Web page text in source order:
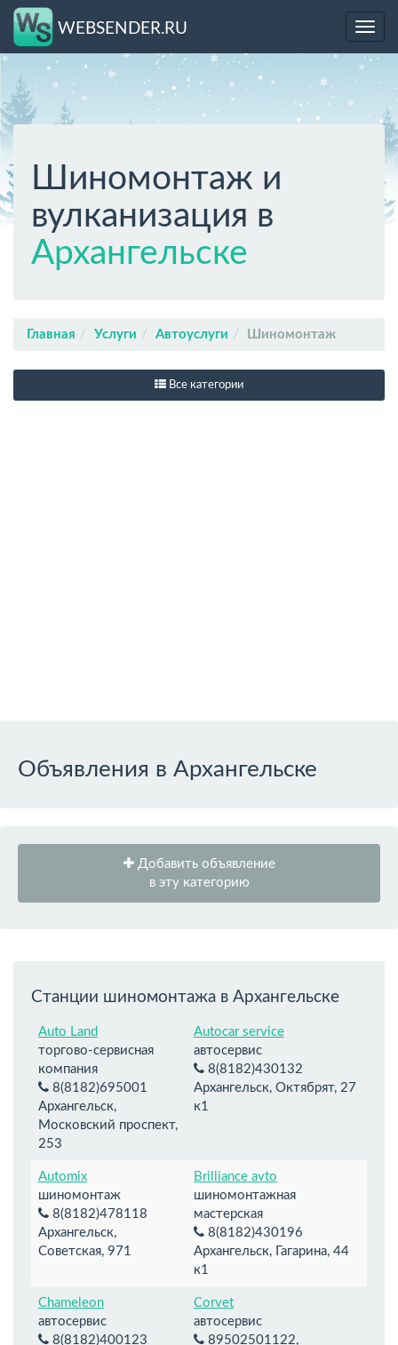
WEBSENDER.RU
Шиномонтаж и
вулканизация в
Архангельске
Главная Услуги Автоуслуги Шиномонтаж
Все категории
Объявления в Архангельске
Добавить объявление
в эту категорию
Станции шиномонтажа в Архангельске
Auto Land
торгово-сервисная
компания
8(8182)695001
Архангельск,
Московский проспект,
253
Autocar service
автосервис
8(8182)430132
Архангельск, Октябрят, 27
к1
Automix
шиномонтаж
8(8182)478118
Архангельск,
Советская, 971
Brilliance avto
шиномонтажная
мастерская
8(8182)430196
Архангельск, Гагарина, 44
к1
Chameleon
автосервис
8(8182)400123
Corvet
автосервис
89502501122,